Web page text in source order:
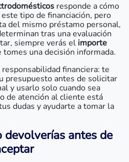
responde a cómo
tipo de financiación, pero
del mismo préstamo personal,
tras una evaluación
siempre verás el importe
tomes una decisión informada.
financiera: te
presupuesto antes de solicitar
y usarlo solo cuando sea
de atención al cliente está
dudas y ayudarte a tomar la
devolverías antes de